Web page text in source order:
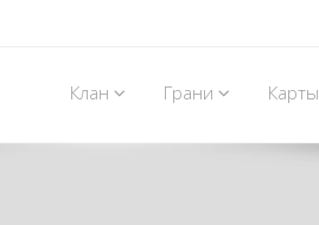
Клан Грани Карты